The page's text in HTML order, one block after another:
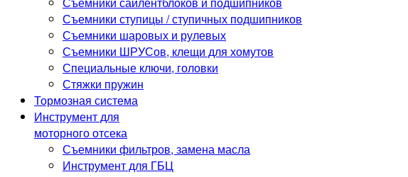
Съемники ступицы / ступичных подшипников
Съемники шаровых и рулевых
Съемники ШРУСов, клещи для хомутов
Специальные ключи, головки
Стяжки пружин
Тормозная система
Инструмент для
моторного отсека
Съемники фильтров, замена масла
Инструмент для ГБЦ